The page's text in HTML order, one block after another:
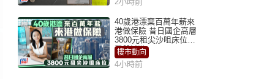
40歲港漂棄百萬年薪來
港做保險 昔日國企高層
3800元租尖沙咀床位｜
租盤Million
樓市動向
4小時前